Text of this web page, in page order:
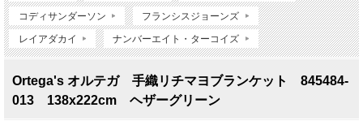
コディサンダーソン フランシスジョーンズ
レイアダカイ ナンバーエイト・ターコイズ
Ortega's オルテガ 手織リチマヨブランケット 845484-
013 138x222cm ヘザーグリーン